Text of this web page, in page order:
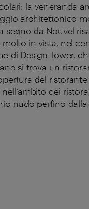
la veneranda
architettonico
segno da Nouvel
in vista, nel
di Design Tower,
si trova un
del
dei
nudo perfino